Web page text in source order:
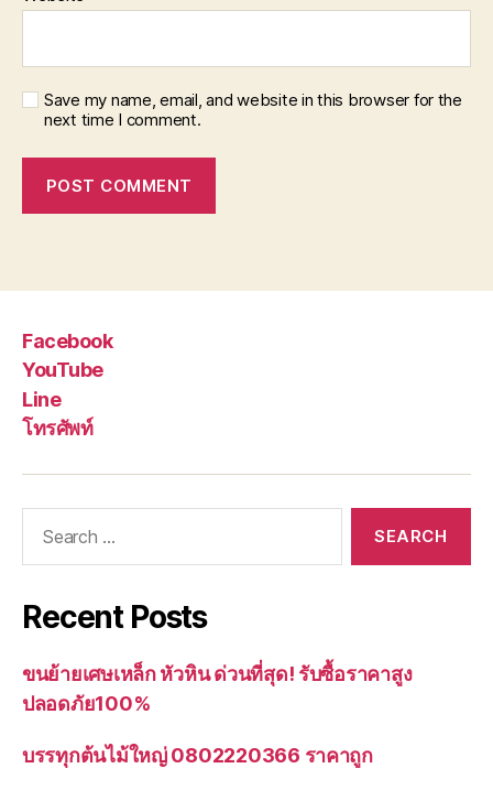
Save my name, email, and website in this browser for the
next time I comment.
Facebook
YouTube
Line
โทรศัพท์
Recent Posts
ขนย้ายเศษเหล็ก หัวหิน ด่วนที่สุด! รับซื้อราคาสูง
ปลอดภัย100%
บรรทุกต้นไม้ใหญ่ 0802220366 ราคาถูก